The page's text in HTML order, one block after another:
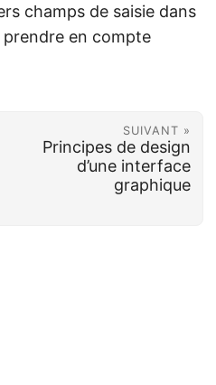
champs de saisie dans
en compte
SUIVANT »
Principes de design
d’une interface
graphique